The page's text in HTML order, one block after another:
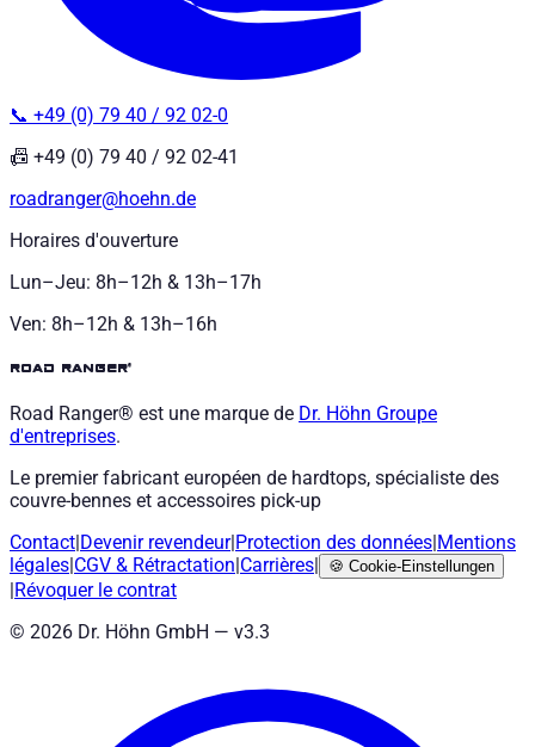
📞 +49 (0) 79 40 / 92 02-0
📠 +49 (0) 79 40 / 92 02-41
roadranger@hoehn.de
Horaires d'ouverture
Lun–Jeu: 8h–12h & 13h–17h
Ven: 8h–12h & 13h–16h
road ranger®
Road Ranger® est une marque de Dr. Höhn Groupe
d'entreprises.
Le premier fabricant européen de hardtops, spécialiste des
couvre-bennes et accessoires pick-up
Contact Devenir revendeur| Protection des données Mentions
légales CGV & Rétractation Carrières 🍪 Cookie-Einstellungen
Révoquer le contrat
© 2026 Dr. Höhn GmbH — v3.3